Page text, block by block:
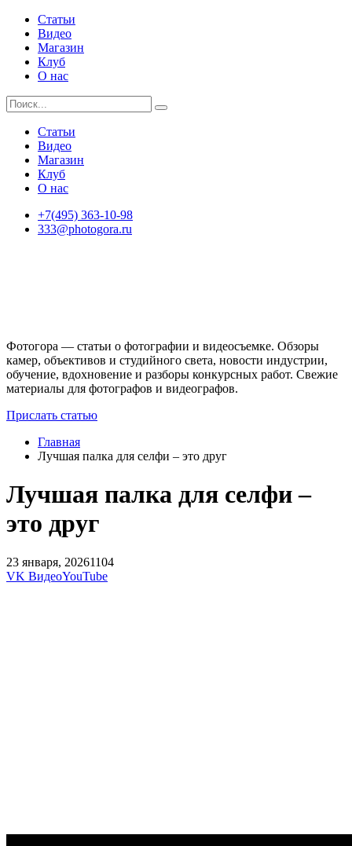
Статьи
Видео
Магазин
Клуб
О нас
Статьи
Видео
Магазин
Клуб
О нас
+7(495) 363-10-98
333@photogora.ru
Фотогора — статьи о фотографии и видеосъемке. Обзоры
камер, объективов и студийного света, новости индустрии,
обучение, вдохновение и разборы конкурсных работ. Свежие
материалы для фотографов и видеографов.
Прислать статью
Главная
Лучшая палка для селфи – это друг
Лучшая палка для селфи –
это друг
23 января, 20261104
VK ВидеоYouTube